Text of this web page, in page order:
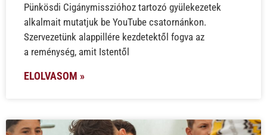
Pünkösdi Cigánymisszióhoz tartozó gyülekezetek
alkalmait mutatjuk be YouTube csatornánkon.
Szervezetünk alappillére kezdetektől fogva az
a reménység, amit Istentől
ELOLVASOM »